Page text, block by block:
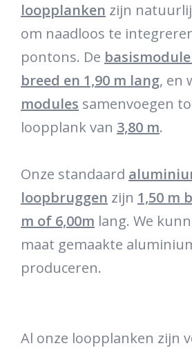
loopplanken zijn
om naadloos te
pontons. De
breed en 1,90 m lang, en
modules samenvoegen
loopplank van 3,80 m.
Onze standaard
loopbruggen zijn 1,50 m
m of 6,00m lang. We
maat gemaakte
produceren.
Al onze loopplanken zijn